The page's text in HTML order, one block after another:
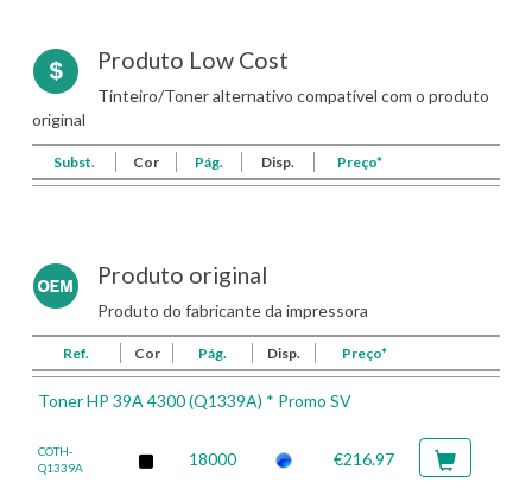
Produto Low Cost
Tinteiro/Toner alternativo compatível com o produto
original
Subst. Cor Pág. Disp. Preço*
Produto original
Produto do fabricante da impressora
Ref. Cor Pág. Disp. Preço*
Toner HP 39A 4300 (Q1339A) * Promo SV
COTH-
Q1339A
18000 €216.97